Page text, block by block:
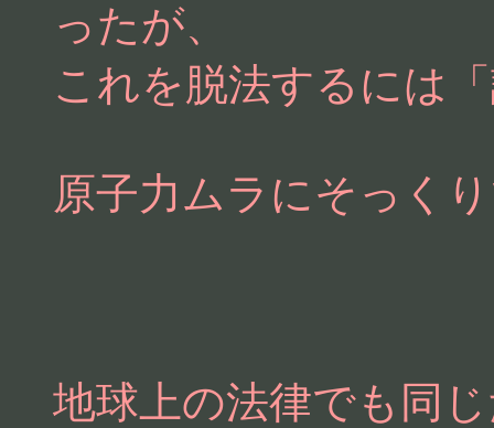
ったが、
これを脱法するには
原子力ムラにそっく
地球上の法律でも同